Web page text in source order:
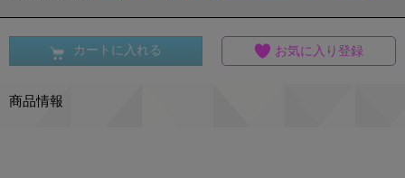
カートに入れる お気に入り登録
商品情報